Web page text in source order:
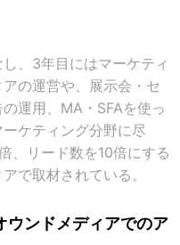
、3年目にはマーケティ
の運営や、展示会・セ
運用、MA・SFAを使っ
ケティング分野に尽
、リード数を10倍にする
で取材されている。
ウンドメディアでのア